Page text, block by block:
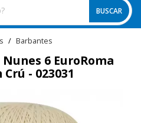
BUSCAR
barbantes
6 EuroRoma
- 023031